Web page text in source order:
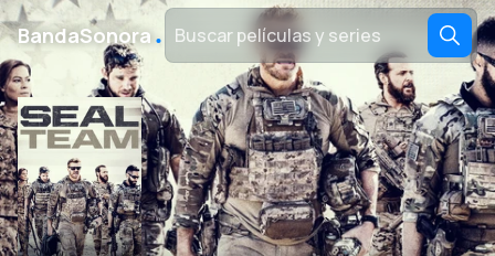
BandaSonora․